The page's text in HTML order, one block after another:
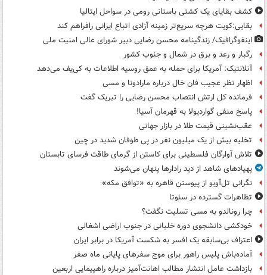
کشف بقایای یک کشتی باستانی رومی در سواحل ایتالیا
بقایی:کویت هرچه سریع‌تر زمینه آزادی اتباع ایرانی رافراهم کند
اینفوگرافیک/ زندگینامه محسن رضایی دبیر شورای عالی امنیت‌ ملی
رگبار و رعد و برق در شمال و جنوب کشور
آتلانتیک: آمریکا برای حمله به عمق روسیه اطلاعات به کی‌یف می‌دهد
اظهار نظر عجیب فان خال درباره مارادونا و مسی
فرمانده کل ارتش انتصاب محسن رضایی را تبریک گفت
پاسخ منفی گواردیولا به قهرمان آسیا!
عقب‌نشینی قیمت طلا در بازار جهانی
تخلیه بیش از یک میلیون نفر در پی طوفان شدید در چین
تلاش آوارگان فلسطینی برای کاستن از گرمای طاقت فرسای تابستان
پهپادهای شاهد از دید رادارها پنهان می‌شوند
نگرانی تل‌آویو از پیوستن قاهره به «توافق مکه»
تظاهرات گسترده در سئوتا
چرا رونالدو به مسی تسلیت نگفت؟
خودکشی دانشجوی دوره خلبانی در جنوب اراضی اشغالی
اعتراف بی‌سابقه یک افسر به شکست آمریکا در برابر ایران
آماده‌باش پلیس راهور برای موج سفرهای پایانی ماه صفر
بازداشت عامل انتشار مطالب اهانت‌آمیز درباره راهپیمایی اربعین